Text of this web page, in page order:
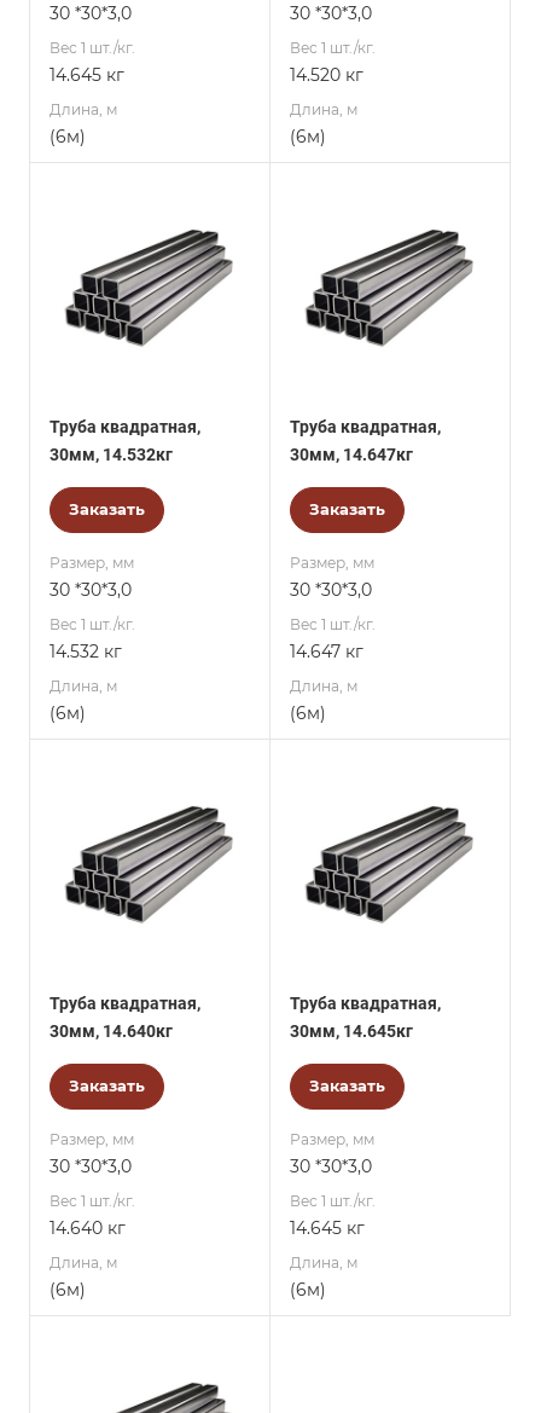
30 *30*3,0
Вес 1 шт./кг.
14.645 кг
Длина, м
(6м)
30 *30*3,0
Вес 1 шт./кг.
14.520 кг
Длина, м
(6м)
Труба квадратная,
30мм, 14.532кг
Заказать
Размер, мм
30 *30*3,0
Вес 1 шт./кг.
14.532 кг
Длина, м
(6м)
Труба квадратная,
30мм, 14.647кг
Заказать
Размер, мм
30 *30*3,0
Вес 1 шт./кг.
14.647 кг
Длина, м
(6м)
Труба квадратная,
30мм, 14.640кг
Заказать
Размер, мм
30 *30*3,0
Вес 1 шт./кг.
14.640 кг
Длина, м
(6м)
Труба квадратная,
30мм, 14.645кг
Заказать
Размер, мм
30 *30*3,0
Вес 1 шт./кг.
14.645 кг
Длина, м
(6м)